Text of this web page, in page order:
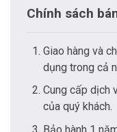
Chính sách
Giao hàng và
dụng trong cả
Cung cấp dịch
của quý khách.